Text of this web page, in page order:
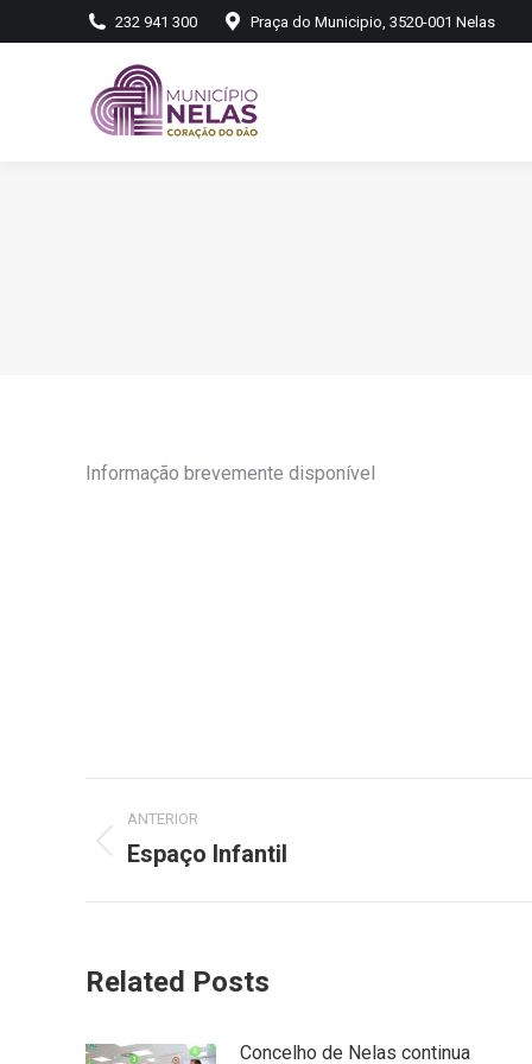
232 941 300 Praça do Municipio, 3520-001 Nelas
Informação brevemente disponível
Post
navigation
ANTERIOR
Previous
Espaço Infantil
Related Posts
Concelho de Nelas continua